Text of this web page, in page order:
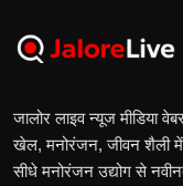
जालोर लाइव न्यूज मीडिया
खेल, मनोरंजन, जीवन शैली में
सीधे मनोरंजन उद्योग से